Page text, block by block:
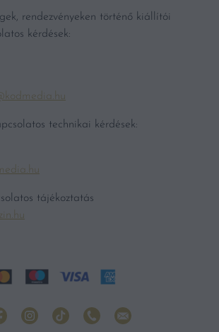
rendezvényeken történő kiállítói
kérdések:
technikai kérdések:
tájékoztatás